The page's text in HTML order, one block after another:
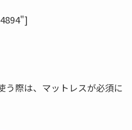
う際は、マットレスが必須に